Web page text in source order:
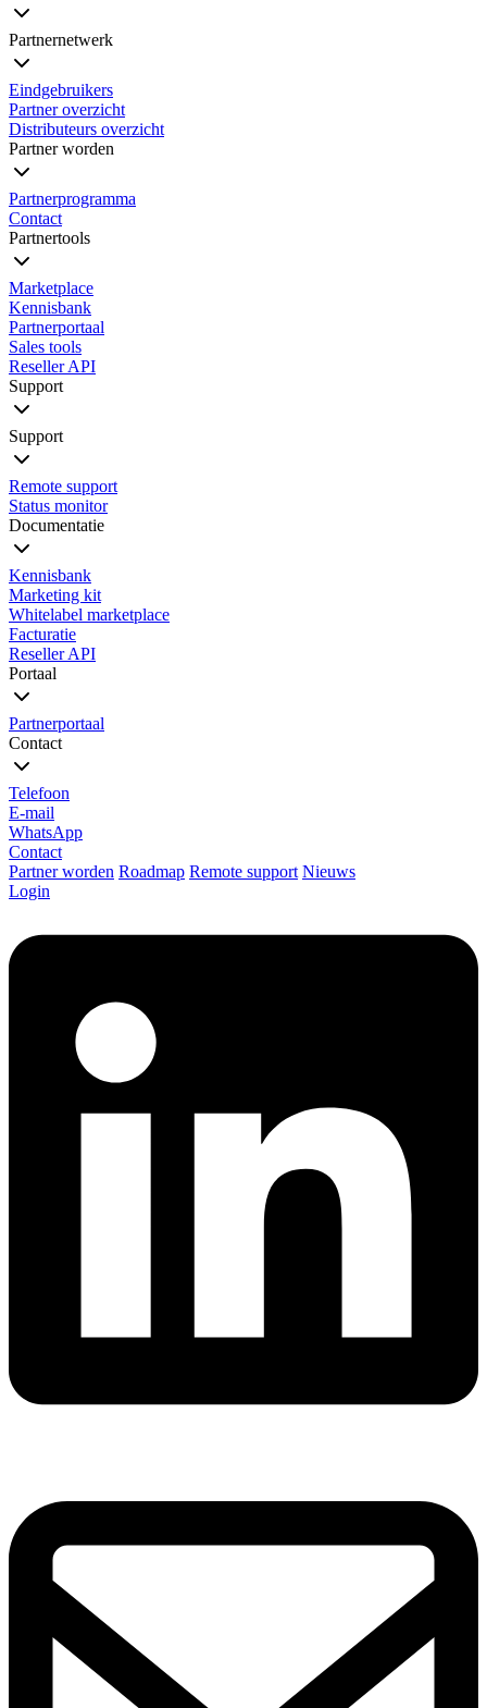
Partnernetwerk
Eindgebruikers
Partner overzicht
Distributeurs overzicht
Partner worden
Partnerprogramma
Contact
Partnertools
Marketplace
Kennisbank
Partnerportaal
Sales tools
Reseller API
Support
Support
Remote support
Status monitor
Documentatie
Kennisbank
Marketing kit
Whitelabel marketplace
Facturatie
Reseller API
Portaal
Partnerportaal
Contact
Telefoon
E-mail
WhatsApp
Contact
Partner worden Roadmap Remote support Nieuws
Login